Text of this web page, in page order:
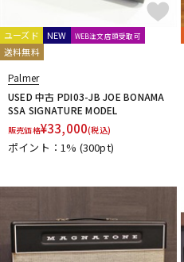
ユーズド NEW WEB注文店頭受取可
送料無料
Palmer
USED 中古 PDI03-JB JOE BONAMA
SSA SIGNATURE MODEL
販売価格¥33,000(税込)
ポイント：1% (300pt)